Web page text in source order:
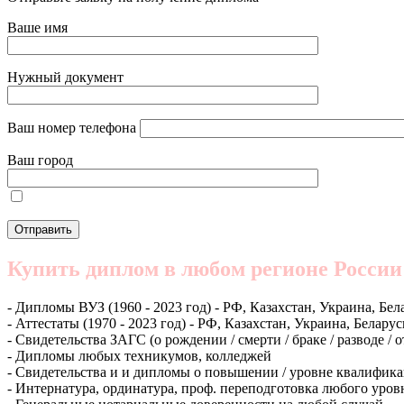
Ваше имя
Нужный документ
Ваш номер телефона
Ваш город
Купить диплом в любом регионе России
- Дипломы ВУЗ (1960 - 2023 год) - РФ, Казахстан, Украина,
- Аттестаты (1970 - 2023 год) - РФ, Казахстан, Украина,
- Свидетельства ЗАГС (о рождении / смерти / браке / разводе /
- Дипломы любых техникумов, колледжей
- Свидетельства и и дипломы о повышении / уровне
- Интернатура, ординатура, проф. переподготовка любого